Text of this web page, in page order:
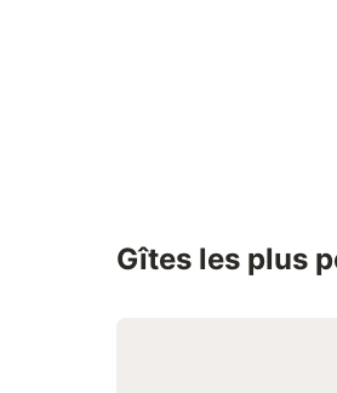
Gîtes les plus